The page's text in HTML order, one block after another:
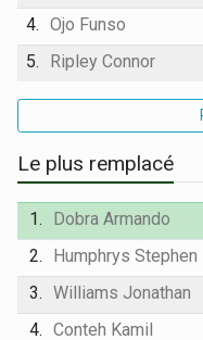
4. Ojo Funso
5.
Ripley Connor
Le plus remplacé
1. Dobra Armando
2.
Humphrys Stephen
3. Williams Jonathan
4. Conteh Kamil